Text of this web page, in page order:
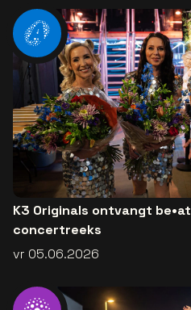
K3 Originals ontvangt
concertreeks
vr 05.06.2026